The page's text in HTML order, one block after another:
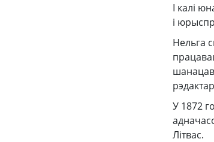
І калі
і
Нельга
У 1872
Літвас.